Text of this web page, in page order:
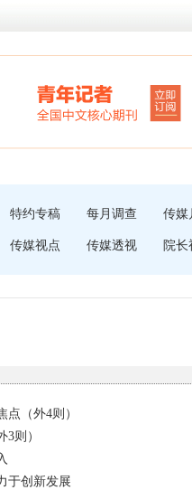
特约专稿 每月调查 传媒
传媒视点 传媒透视 院长
（外4则）
则）
于创新发展